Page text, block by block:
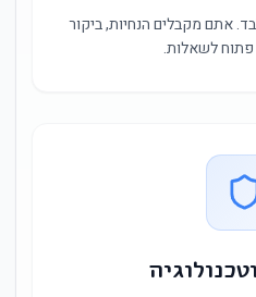
אתם מקבלים הנחיות, ביקור
פתוח לשאלות.